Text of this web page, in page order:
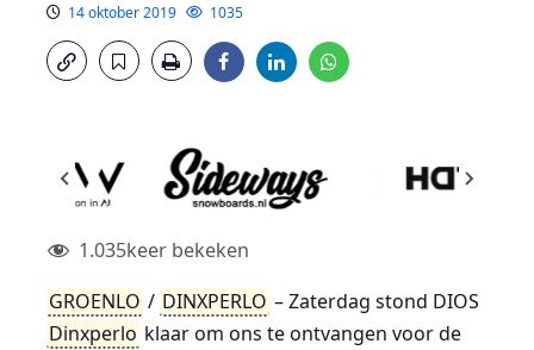
14 oktober 2019 1035
1.035keer bekeken
GROENLO / DINXPERLO – Zaterdag stond DIOS
Dinxperlo klaar om ons te ontvangen voor de